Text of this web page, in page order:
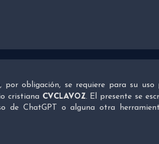
por obligación, se requiere para su
cristiana CVCLAVOZ. El presente se
de ChatGPT o alguna otra